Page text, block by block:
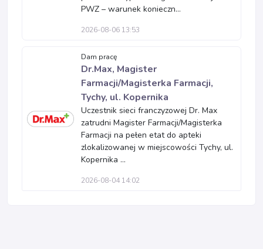
PWZ – warunek konieczn...
2026-08-06 13:53
Dam pracę
Dr.Max, Magister
Farmacji/Magisterka Farmacji,
Tychy, ul. Kopernika
Uczestnik sieci franczyzowej Dr. Max
zatrudni Magister Farmacji/Magisterka
Farmacji na pełen etat do apteki
zlokalizowanej w miejscowości Tychy, ul.
Kopernika ...
2026-08-04 14:02